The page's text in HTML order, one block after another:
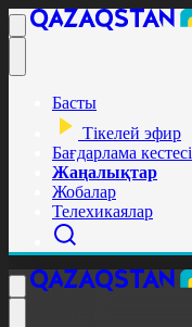
Басты
Тікелей эфир
Бағдарлама кестесі
Жаңалықтар
Жобалар
Телехикаялар